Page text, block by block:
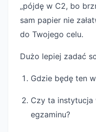
„pójdę w C2, bo
sam papier nie
do Twojego celu.
Dużo lepiej zadać
Gdzie będę ten
Czy ta instytucja
egzaminu?